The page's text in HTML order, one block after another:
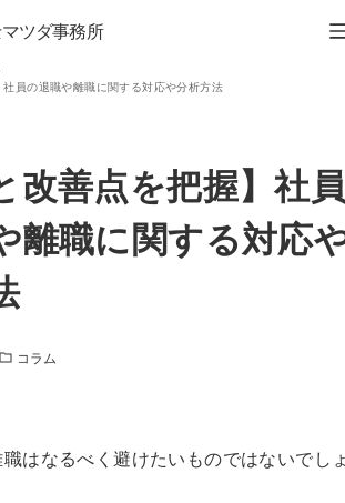
ツダ事務所
社員の退職や離職に関する対応や分析方法
改善点を把握】社
離職に関する対応
コラム
はなるべく避けたいものではないでし